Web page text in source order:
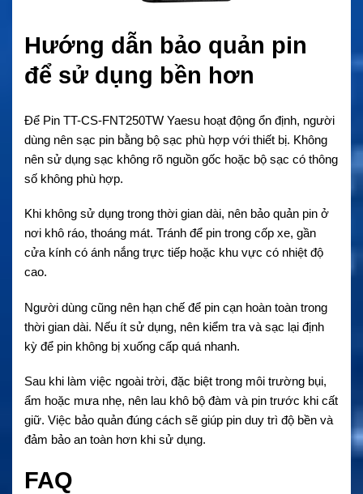
Hướng dẫn bảo quản pin
để sử dụng bền hơn
Để Pin TT-CS-FNT250TW Yaesu hoạt động ổn định, người
dùng nên sạc pin bằng bộ sạc phù hợp với thiết bị. Không
nên sử dụng sạc không rõ nguồn gốc hoặc bộ sạc có thông
số không phù hợp.
Khi không sử dụng trong thời gian dài, nên bảo quản pin ở
nơi khô ráo, thoáng mát. Tránh để pin trong cốp xe, gần
cửa kính có ánh nắng trực tiếp hoặc khu vực có nhiệt độ
cao.
Người dùng cũng nên hạn chế để pin cạn hoàn toàn trong
thời gian dài. Nếu ít sử dụng, nên kiểm tra và sạc lại định
kỳ để pin không bị xuống cấp quá nhanh.
Sau khi làm việc ngoài trời, đặc biệt trong môi trường bụi,
ẩm hoặc mưa nhẹ, nên lau khô bộ đàm và pin trước khi cất
giữ. Việc bảo quản đúng cách sẽ giúp pin duy trì độ bền và
đảm bảo an toàn hơn khi sử dụng.
FAQ